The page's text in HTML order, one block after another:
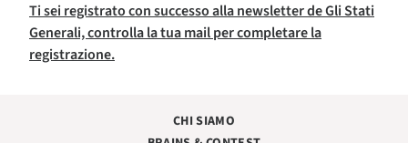
Ti sei registrato con successo alla newsletter de Gli Stati
Generali, controlla la tua mail per completare la
registrazione.
CHI SIAMO